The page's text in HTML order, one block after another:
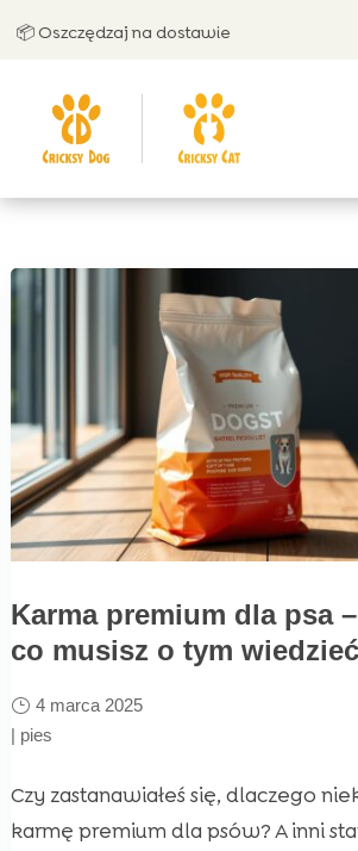
Oszczędzaj na dostawie
Karma premium dla psa
co musisz o tym
4 marca 2025
| pies
Czy zastanawiałeś się, dlaczego
karmę premium dla psów? A inni